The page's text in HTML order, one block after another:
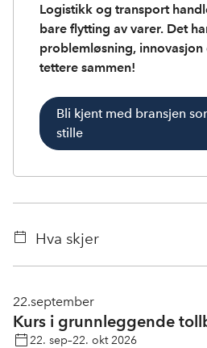
Logistikk og transport
bare flytting av varer. Det
problemløsning,
tettere sammen!
Bli kjent med bransjen
stille
Hva skjer
22.september
Kurs i grunnleggende
22. sep–22. okt 2026